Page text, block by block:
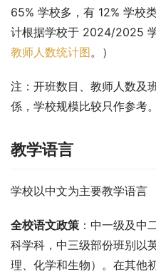
65% 学校多，有 12% 学校
计根据学校于 2024/2025 学
教师人数统计图。）
注：开班数目、教师人数及
係，学校规模比较只作参考。
教学语言
学校以中文为主要教学语言
全校语文政策 ：中一级及中
科学科，中三级部份班别以
理、化学和生物）。在其他